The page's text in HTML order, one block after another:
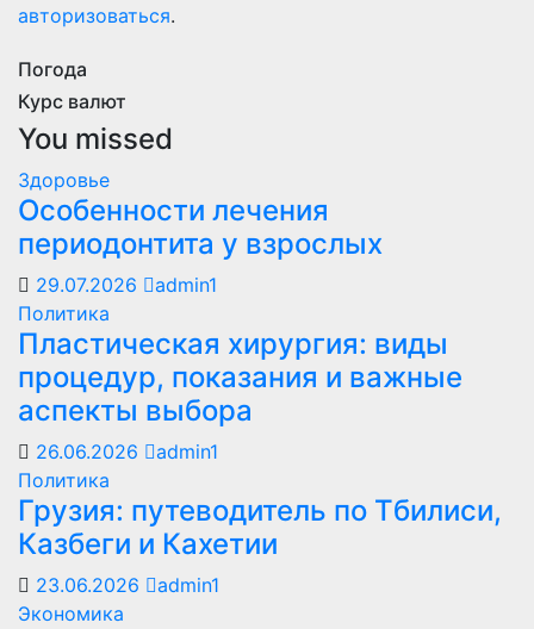
авторизоваться.
Погода
Курс валют
You missed
Здоровье
Особенности лечения
периодонтита у взрослых
29.07.2026
admin1
Политика
Пластическая хирургия: виды
процедур, показания и важные
аспекты выбора
26.06.2026
admin1
Политика
Грузия: путеводитель по Тбилиси,
Казбеги и Кахетии
23.06.2026
admin1
Экономика